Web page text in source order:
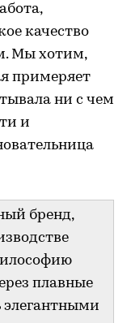
качество
Мы хотим,
примеряет
ни с чем
и
бренд,
плавные
элегантными